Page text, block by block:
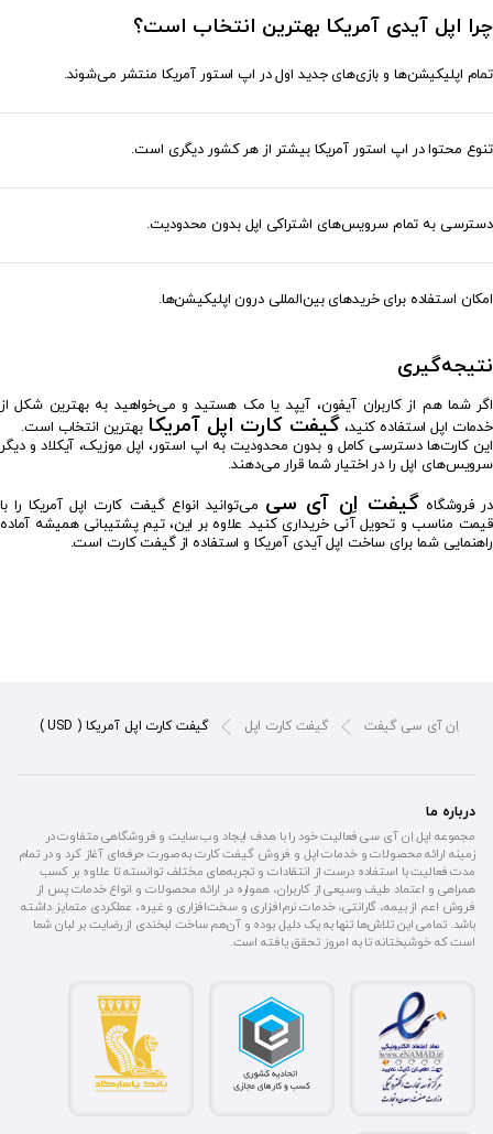
چرا اپل آیدی آمریکا بهترین انتخاب است؟
تمام اپلیکیشن‌ها و بازی‌های جدید اول در اپ استور آمریکا منتشر می‌شوند.
تنوع محتوا در اپ استور آمریکا بیشتر از هر کشور دیگری است.
دسترسی به تمام سرویس‌های اشتراکی اپل بدون محدودیت.
امکان استفاده برای خریدهای بین‌المللی درون اپلیکیشن‌ها.
نتیجه‌گیری
اگر شما هم از کاربران آیفون، آیپد یا مک هستید و می‌خواهید به بهترین شکل از
خدمات اپل استفاده کنید، گیفت کارت اپل آمریکا بهترین انتخاب است.
این کارت‌ها دسترسی کامل و بدون محدودیت به اپ استور، اپل موزیک، آیکلاد و دیگر
سرویس‌های اپل را در اختیار شما قرار می‌دهند.
در فروشگاه گیفت اِن آی سی می‌توانید انواع گیفت کارت اپل آمریکا را با
قیمت مناسب و تحویل آنی خریداری کنید. علاوه بر این، تیم پشتیبانی همیشه آماده
راهنمایی شما برای ساخت اپل آیدی آمریکا و استفاده از گیفت کارت است.
اِن آی سی گیفت گیفت کارت اپل گیفت کارت اپل آمریکا ( USD )
درباره ما
مجموعه اپل اِن آی سی فعالیت خود را با هدف ایجاد وب سایت و فروشگاهی متفاوت در
زمینه ارائه محصولات و خدمات اپل و فروش گیفت کارت به صورت حرفه‌ای آغاز کرد و در تمام
مدت فعالیت با استفاده درست از انتقادات و تجربه‌های مختلف توانسته تا علاوه بر کسب
همراهی و اعتماد طیف وسیعی از کاربران، همواره در ارائه محصولات و انواع خدمات پس از
فروش اعم از بیمه، گارانتی، خدمات نرم‌افزاری و سخت‌افزاری و غیره، عملکردی متمایز داشته
باشد. تمامی این تلاش‌ها تنها به یک دلیل بوده و آن‌هم ساخت لبخندی از رضایت بر لبان شما
است که خوشبختانه تا به امروز تحقق یافته است.